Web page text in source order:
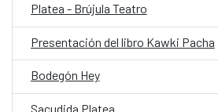
Platea - Brújula Teatro
Presentación del libro Kawki Pacha
Bodegón Hey
Sacudida Platea